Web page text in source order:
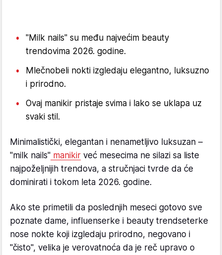
"Milk nails" su među najvećim beauty
trendovima 2026. godine.
Mlečnobeli nokti izgledaju elegantno, luksuzno
i prirodno.
Ovaj manikir pristaje svima i lako se uklapa uz
svaki stil.
Minimalistički, elegantan i nenametljivo luksuzan –
"milk nails" manikir već mesecima ne silazi sa liste
najpoželjnijih trendova, a stručnjaci tvrde da će
dominirati i tokom leta 2026. godine.
Ako ste primetili da poslednjih meseci gotovo sve
poznate dame, influenserke i beauty trendseterke
nose nokte koji izgledaju prirodno, negovano i
"čisto", velika je verovatnoća da je reč upravo o